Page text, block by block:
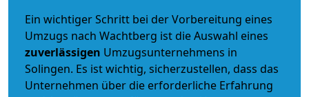
Ein wichtiger Schritt bei der Vorbereitung eines
Umzugs nach Wachtberg ist die Auswahl eines
zuverlässigen Umzugsunternehmens in
Solingen. Es ist wichtig, sicherzustellen, dass das
Unternehmen über die erforderliche Erfahrung